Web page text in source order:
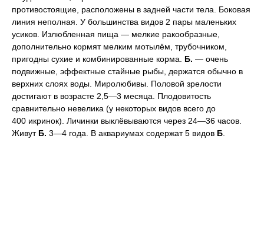
противостоящие, расположены в задней части тела. Боковая
линия неполная. У большинства видов 2 пары маленьких
усиков. Излюбленная пища — мелкие ракообразные,
дополнительно кормят мелким мотылём, трубочником,
пригодны сухие и комбинированные корма. Б. — очень
подвижные, эффектные стайные рыбы, держатся обычно в
верхних слоях воды. Миролюбивы. Половой зрелости
достигают в возрасте 2,5—3 месяца. Плодовитость
сравнительно невелика (у некоторых видов всего до
400 икринок). Личинки выклёвываются через 24—36 часов.
Живут Б. 3—4 года. В аквариумах содержат 5 видов Б